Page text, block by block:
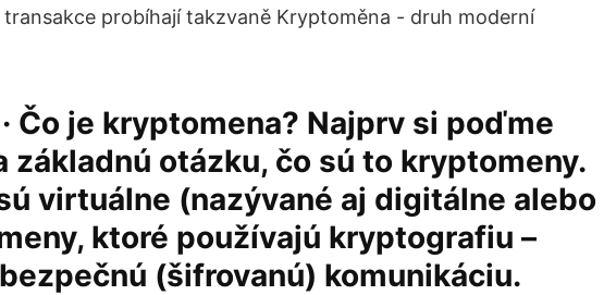
probíhají takzvaně Kryptoměna - druh moderní
Čo je kryptomena? Najprv si poďme
základnú otázku, čo sú to kryptomeny.
virtuálne (nazývané aj digitálne alebo
ktoré používajú kryptografiu –
(šifrovanú) komunikáciu.